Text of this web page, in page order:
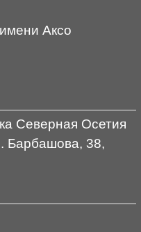
Аксо
Северная Осетия
Барбашова, 38,